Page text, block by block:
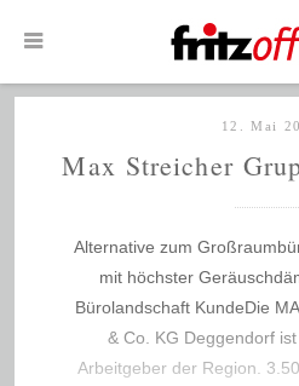
12. Mai
Max Streicher
Alternative zum
mit höchster
Bürolandschaft KundeDie
& Co. KG Deggendorf
Arbeitgeber der Region.